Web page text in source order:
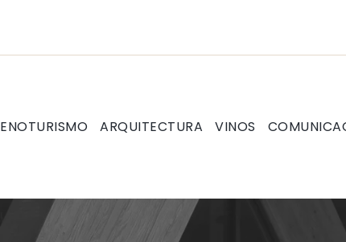
ENOTURISMO ARQUITECTURA VINOS